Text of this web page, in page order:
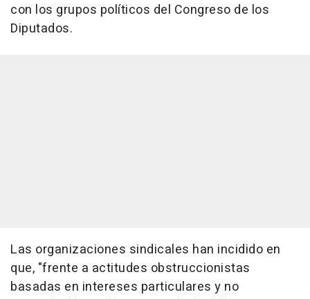
con los grupos políticos del Congreso de los
Diputados.
Las organizaciones sindicales han incidido en
que, "frente a actitudes obstruccionistas
basadas en intereses particulares y no